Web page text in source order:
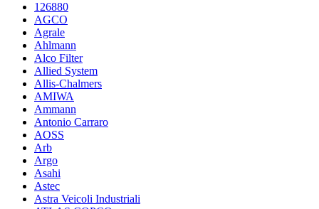
126880
AGCO
Agrale
Ahlmann
Alco Filter
Allied System
Allis-Chalmers
AMIWA
Ammann
Antonio Carraro
AOSS
Arb
Argo
Asahi
Astec
Astra Veicoli Industriali